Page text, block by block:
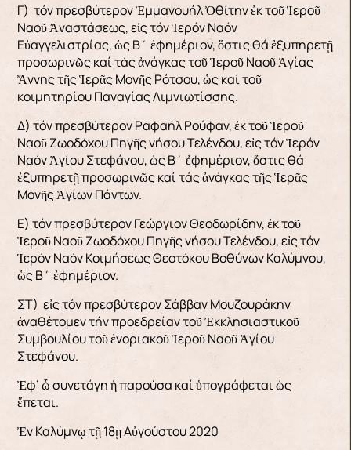
Γ) τόν πρεσβύτερον Ἐμμανουήλ Ὀθίτην ἐκ τοῦ Ἱεροῦ
Ναοῦ Ἀναστάσεως, εἰς τόν Ἱερόν Ναόν
Εὐαγγελιστρίας, ὡς Β΄ ἐφημέριον, ὅστις θά ἐξυπηρετῇ
προσωρινῶς καί τάς ἀνάγκας τοῦ Ἱεροῦ Ναοῦ Ἁγίας
Ἄννης τῆς Ἱερᾶς Μονῆς Ρότσου, ὡς καί τοῦ
κοιμητηρίου Παναγίας Λιμνιωτίσσης.
Δ) τόν πρεσβύτερον Ραφαήλ Ρούφαν, ἐκ τοῦ Ἱεροῦ
Ναοῦ Ζωοδόχου Πηγῆς νήσου Τελένδου, εἰς τόν Ἱερόν
Ναόν Ἁγίου Στεφάνου, ὡς Β΄ ἐφημέριον, ὅστις θά
ἐξυπηρετῇ προσωρινῶς καί τάς ἀνάγκας τῆς Ἱερᾶς
Μονῆς Ἁγίων Πάντων.
Ε) τόν πρεσβύτερον Γεώργιον Θεοδωρίδην, ἐκ τοῦ
Ἱεροῦ Ναοῦ Ζωοδόχου Πηγῆς νήσου Τελένδου, εἰς τόν
Ἱερόν Ναόν Κοιμήσεως Θεοτόκου Βοθύνων Καλύμνου,
ὡς Β΄ ἐφημέριον.
ΣΤ) εἰς τόν πρεσβύτερον Σάββαν Μουζουράκην
ἀναθέτομεν τήν προεδρείαν τοῦ Ἐκκλησιαστικοῦ
Συμβουλίου τοῦ ἐνοριακοῦ Ἱεροῦ Ναοῦ Ἁγίου
Στεφάνου.
Ἐφ’ ὧ συνετάγη ἡ παρούσα καί ὑπογράφεται ὡς
ἕπεται.
Ἐν Καλύμνῳ τῇ 18ῃ Αὐγούστου 2020